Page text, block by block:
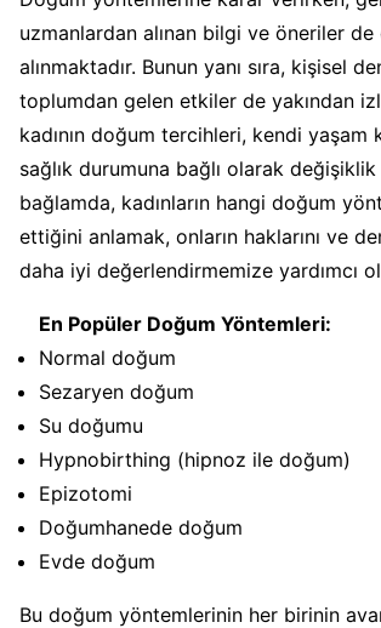
uzmanlardan alınan bilgi ve öneriler
alınmaktadır. Bunun yanı sıra, kişisel
toplumdan gelen etkiler de yakından
kadının doğum tercihleri, kendi yaşam
sağlık durumuna bağlı olarak
bağlamda, kadınların hangi doğum
ettiğini anlamak, onların haklarını ve
daha iyi değerlendirmemize yardımcı
En Popüler Doğum Yöntemleri:
Normal doğum
Sezaryen doğum
Su doğumu
Hypnobirthing (hipnoz ile doğum)
Epizotomi
Doğumhanede doğum
Evde doğum
Bu doğum yöntemlerinin her birinin